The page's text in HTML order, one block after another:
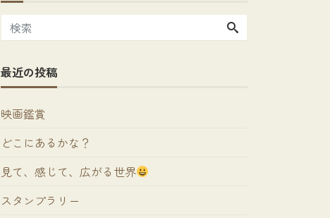
最近の投稿
映画鑑賞
どこにあるかな？
見て、感じて、広がる世界
スタンプラリー